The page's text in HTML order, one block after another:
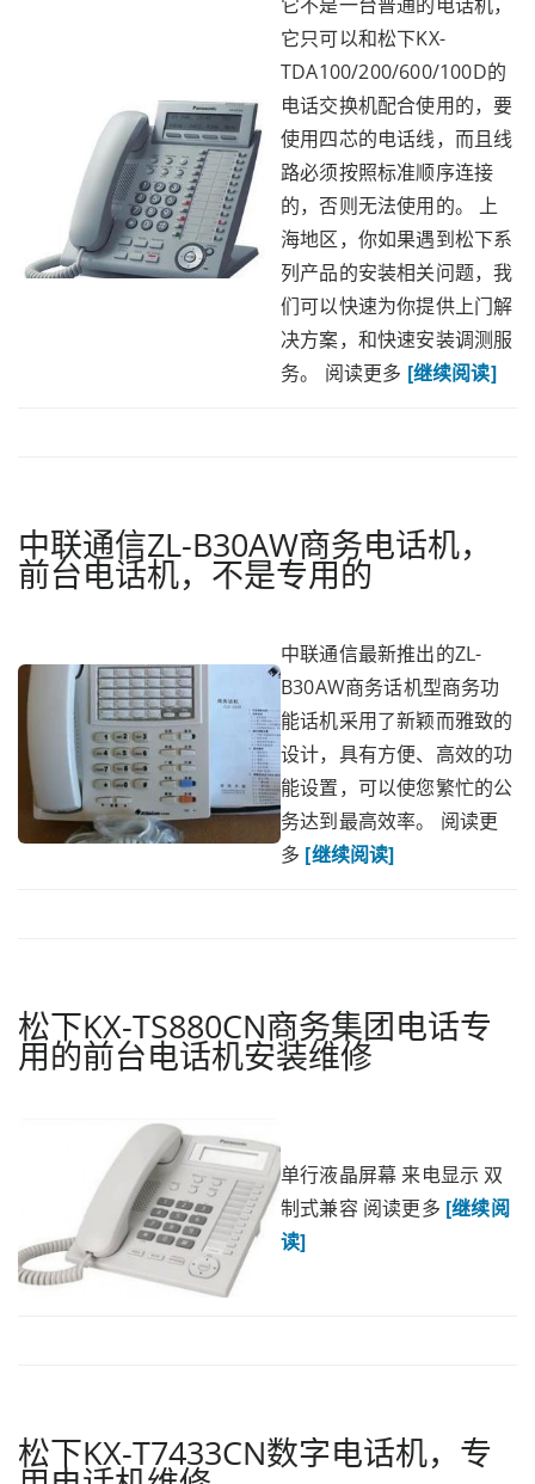
它只可以和松下KX-
TDA100/200/600/100D的
电话交换机配合使用的，要
使用四芯的电话线，而且线
路必须按照标准顺序连接
的，否则无法使用的。 上
海地区，你如果遇到松下系
列产品的安装相关问题，我
们可以快速为你提供上门解
决方案，和快速安装调测服
务。 阅读更多 [继续阅读]
中联通信ZL-B30AW商务电话机，
前台电话机，不是专用的
中联通信最新推出的ZL-
B30AW商务话机型商务功
能话机采用了新颖而雅致的
设计，具有方便、高效的功
能设置，可以使您繁忙的公
务达到最高效率。 阅读更
多 [继续阅读]
松下KX-TS880CN商务集团电话专
用的前台电话机安装维修
单行液晶屏幕 来电显示 双
制式兼容 阅读更多 [继续阅
读]
松下KX-T7433CN数字电话机，专